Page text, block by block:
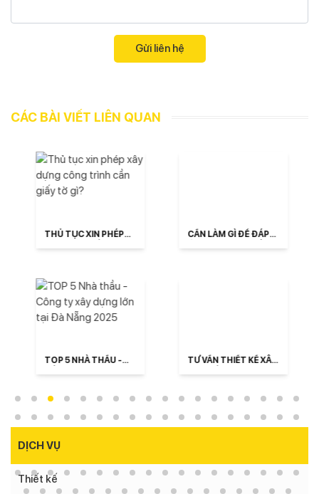
CÁC BÀI VIẾT LIÊN QUAN
THỦ TỤC XIN PHÉP
TOP 5 NHÀ THẦU -
2025
CẦN LÀM GÌ ĐỂ ĐÁP
TƯ VẤN THIẾT KẾ XÂY
GÓI
DỊCH VỤ
Thiết kế